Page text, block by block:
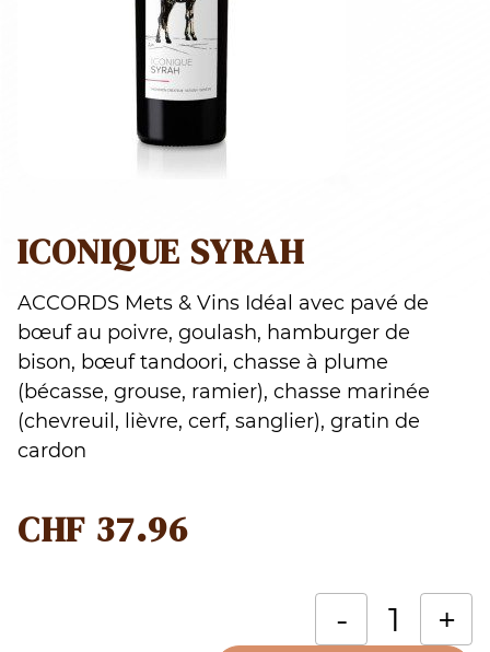
ICONIQUE SYRAH
ACCORDS Mets & Vins Idéal avec pavé de
bœuf au poivre, goulash, hamburger de
bison, bœuf tandoori, chasse à plume
(bécasse, grouse, ramier), chasse marinée
(chevreuil, lièvre, cerf, sanglier), gratin de
cardon
CHF 37.96
- +